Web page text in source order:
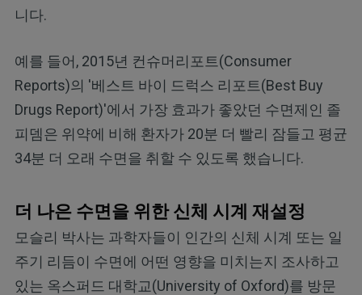
니다.
예를 들어, 2015년 컨슈머리포트(Consumer
Reports)의 '베스트 바이 드럭스 리포트(Best Buy
Drugs Report)'에서 가장 효과가 좋았던 수면제인 졸
피뎀은 위약에 비해 환자가 20분 더 빨리 잠들고 평균
34분 더 오래 수면을 취할 수 있도록 했습니다.
더 나은 수면을 위한 신체 시계 재설정
모슬리 박사는 과학자들이 인간의 신체 시계 또는 일
주기 리듬이 수면에 어떤 영향을 미치는지 조사하고
있는 옥스퍼드 대학교(University of Oxford)를 방문